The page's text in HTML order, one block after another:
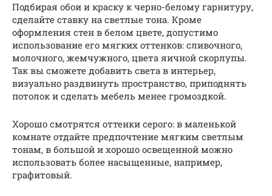
Подбирая обои и краску к черно-белому гарнитуру,
сделайте ставку на светлые тона. Кроме
оформления стен в белом цвете, допустимо
использование его мягких оттенков: сливочного,
молочного, жемчужного, цвета яичной скорлупы.
Так вы сможете добавить света в интерьер,
визуально раздвинуть пространство, приподнять
потолок и сделать мебель менее громоздкой.
Хорошо смотрятся оттенки серого: в маленькой
комнате отдайте предпочтение мягким светлым
тонам, в большой и хорошо освещенной можно
использовать более насыщенные, например,
графитовый.